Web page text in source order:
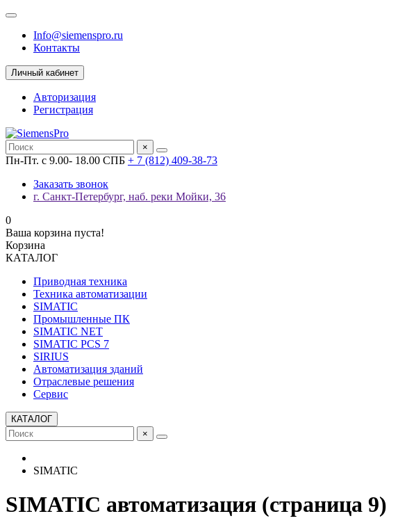
Info@siemenspro.ru
Контакты
Личный кабинет
Авторизация
Регистрация
×
Пн-Пт. с 9.00- 18.00 СПБ + 7 (812) 409-38-73
Заказать звонок
г. Санкт-Петербург, наб. реки Мойки, 36
0
Ваша корзина пуста!
Корзина
КАТАЛОГ
Приводная техника
Техника автоматизации
SIMATIC
Промышленные ПК
SIMATIC NET
SIMATIC PCS 7
SIRIUS
Автоматизация зданий
Отраслевые решения
Сервис
КАТАЛОГ
×
SIMATIC
SIMATIC автоматизация (страница 9)